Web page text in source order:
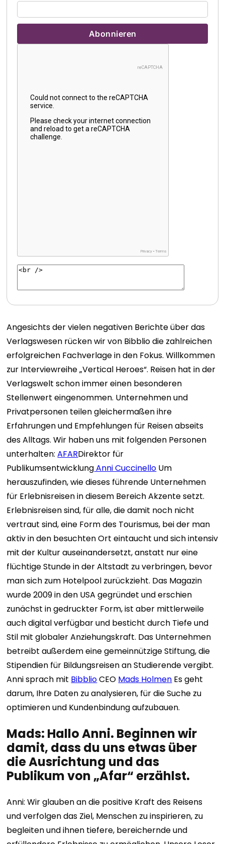
Angesichts der vielen negativen Berichte über das
Verlagswesen rücken wir von Bibblio die zahlreichen
erfolgreichen Fachverlage in den Fokus. Willkommen
zur Interviewreihe „Vertical Heroes“. Reisen hat in der
Verlagswelt schon immer einen besonderen
Stellenwert eingenommen. Unternehmen und
Privatpersonen teilen gleichermaßen ihre
Erfahrungen und Empfehlungen für Reisen abseits
des Alltags. Wir haben uns mit folgenden Personen
unterhalten:AFARDirektor für
PublikumsentwicklungAnni Cuccinello Um
herauszufinden, wie dieses führende Unternehmen
für Erlebnisreisen in diesem Bereich Akzente setzt.
Erlebnisreisen sind, für alle, die damit noch nicht
vertraut sind, eine Form des Tourismus, bei der man
aktiv in den besuchten Ort eintaucht und sich intensiv
mit der Kultur auseinandersetzt, anstatt nur eine
flüchtige Stunde in der Altstadt zu verbringen, bevor
man sich zum Hotelpool zurückzieht. Das Magazin
wurde 2009 in den USA gegründet und erschien
zunächst in gedruckter Form, ist aber mittlerweile
auch digital verfügbar und besticht durch Tiefe und
Stil mit globaler Anziehungskraft. Das Unternehmen
betreibt außerdem eine gemeinnützige Stiftung, die
Stipendien für Bildungsreisen an Studierende vergibt.
Anni sprach mit BibblioCEO Mads Holmen Es geht
darum, Ihre Daten zu analysieren, für die Suche zu
optimieren und Kundenbindung aufzubauen.
Mads: Hallo Anni. Beginnen wir
damit, dass du uns etwas über
die Ausrichtung und das
Publikum von „Afar“ erzählst.
Anni: Wir glauben an die positive Kraft des Reisens
und verfolgen das Ziel, Menschen zu inspirieren, zu
begleiten und ihnen tiefere, bereichernde und